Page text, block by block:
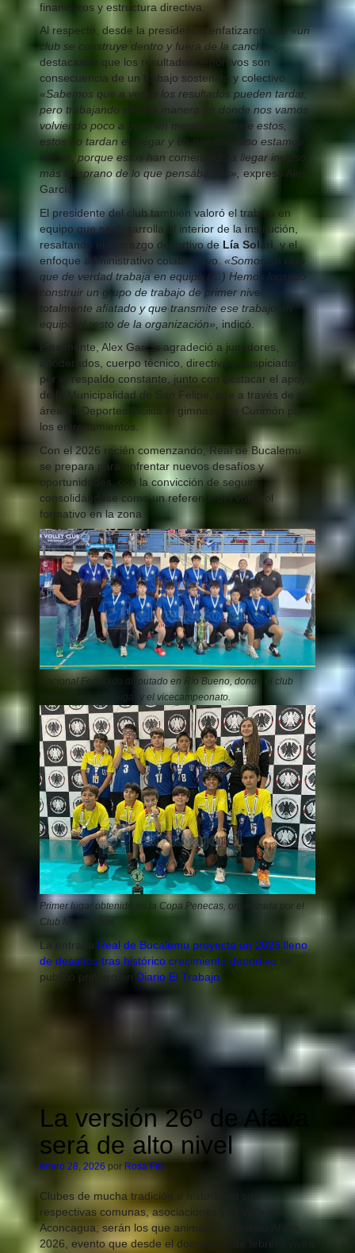
financieros y estructura directiva.
Al respecto, desde la presidencia enfatizaron que«un
club se construye dentro y fuera de la cancha»,
destacando que los resultados deportivos son
consecuencia de un trabajo sostenido y colectivo.
«Sabemos que a veces los resultados pueden tardar,
pero trabajando de una manera en donde nos vamos
volviendo poco a poco en merecedores de estos,
estos no tardan en llegar y en nuestro caso estamos
felices, porque estos han comenzado a llegar incluso
más temprano de lo que pensábamos», expresó Alex
García.
El presidente del club también valoró el trabajo en
equipo que se desarrolla al interior de la institución,
resaltando el liderazgo deportivo deLía Solari , y el
enfoque administrativo colaborativo.«Somos un club
que de verdad trabaja en equipo (…) Hemos logrado
construir un grupo de trabajo de primer nivel,
totalmente afiatado y que transmite ese trabajo en
equipo al resto de la organización», indicó.
Finalmente, Alex García agradeció a jugadores,
apoderados, cuerpo técnico, directiva y auspiciadores
por el respaldo constante, junto con destacar el apoyo
de la Municipalidad de San Felipe, que a través de su
área de Deportes facilita el gimnasio de Curimón para
los entrenamientos.
Con el 2026 recién comenzando, Real de Bucalemu
se prepara para enfrentar nuevos desafíos y
oportunidades, con la convicción de seguir
consolidándose como un referente del vóleibol
formativo en la zona.
Nacional Federado disputado en Río Bueno, donde el club
logró el segundo lugar y el vicecampeonato.
Primer lugar obtenido en la Copa Penecas, organizada por el
Club Manquehue.
La entrada Real de Bucalemu proyecta un 2026 lleno
de desafíos tras histórico crecimiento deportivo
publicó primero en Diario El Trabajo
La versión 26º de Afava
será de alto nivel
enero 28, 2026 por Rosa Fm
Clubes de mucha tradición e historia en sus
respectivas comunas, asociaciones y el Valle del
Aconcagua, serán los que animarán el torneo Afava
2026, evento que desde el domingo 8 de febrero vivirá